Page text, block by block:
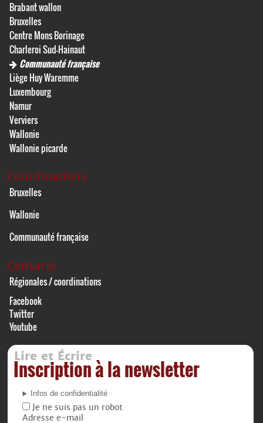
Brabant wallon
Bruxelles
Centre Mons Borinage
Charleroi Sud-Hainaut
Communauté française
Liège Huy Waremme
Luxembourg
Namur
Verviers
Wallonie
Wallonie picarde
Coordinations
Bruxelles
Wallonie
Communauté française
Contacts
Régionales / coordinations
Facebook
Twitter
Youtube
Lire et Écrire
Inscription à la newsletter
Infos de confidentialité
Je ne suis pas un robot
Adresse e-mail